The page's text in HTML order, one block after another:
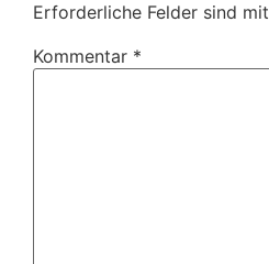
Erforderliche Felder sind mit
Kommentar *